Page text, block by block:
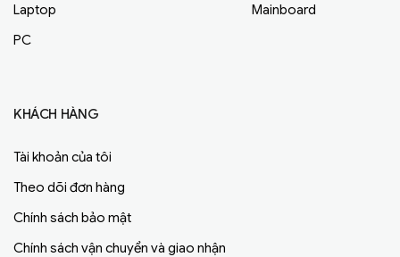
Laptop
PC
Mainboard
KHÁCH HÀNG
Tài khoản của tôi
Theo dõi đơn hàng
Chính sách bảo mật
Chính sách vận chuyển và giao nhận